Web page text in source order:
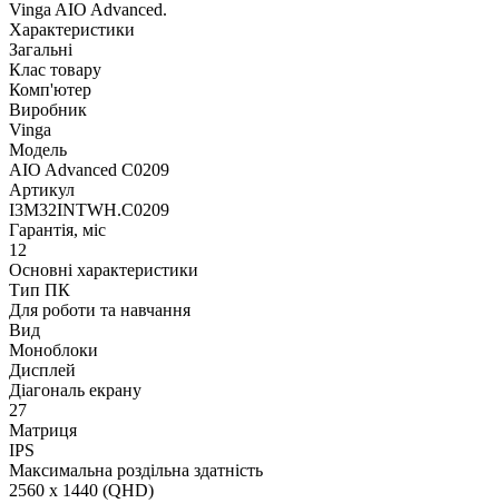
Vinga AIO Advanced.
Характеристики
Загальні
Клас товару
Комп'ютер
Виробник
Vinga
Модель
AIO Advanced C0209
Артикул
I3M32INTWH.C0209
Гарантія, міс
12
Основні характеристики
Тип ПК
Для роботи та навчання
Вид
Моноблоки
Дисплей
Діагональ екрану
27
Матриця
IPS
Максимальна роздільна здатність
2560 x 1440 (QHD)